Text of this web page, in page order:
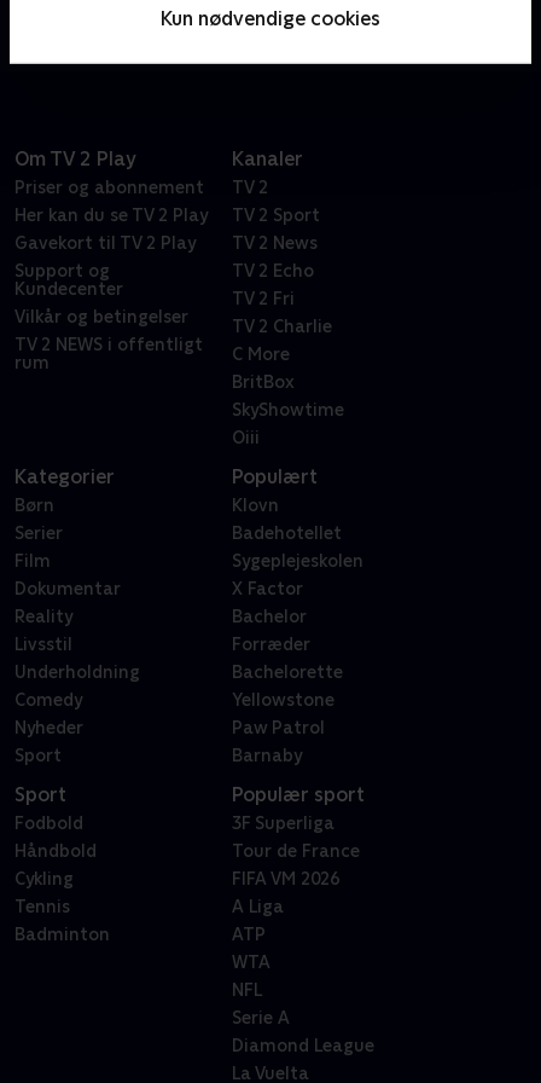
Kun nødvendige cookies
lyserøde søstjerne Patrick, kommer han ud på de
Om TV 2 Play
Priser og abonnement
Her kan du se TV 2 Play
Gavekort til TV 2 Play
Support og
Kundecenter
Vilkår og betingelser
TV 2 NEWS i offentligt
rum
Kanaler
TV 2
TV 2 Sport
TV 2 News
TV 2 Echo
TV 2 Fri
TV 2 Charlie
C More
BritBox
SkyShowtime
Oiii
Kategorier
Børn
Serier
Film
Dokumentar
Reality
Livsstil
Underholdning
Comedy
Nyheder
Sport
Populært
Klovn
Badehotellet
Sygeplejeskolen
X Factor
Bachelor
Forræder
Bachelorette
Yellowstone
Paw Patrol
Barnaby
Sport
Fodbold
Håndbold
Cykling
Tennis
Badminton
Populær sport
3F Superliga
Tour de France
FIFA VM 2026
A Liga
ATP
WTA
NFL
Serie A
Diamond League
La Vuelta